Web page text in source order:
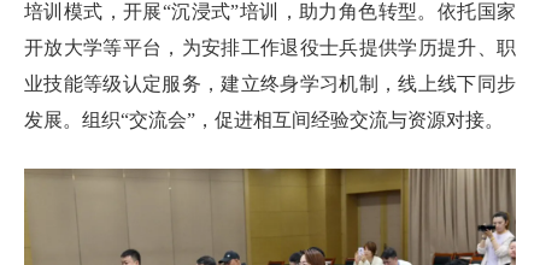
培训模式，开展“沉浸式”培训，助力角色转型。依托国家
开放大学等平台，为安排工作退役士兵提供学历提升、职
业技能等级认定服务，建立终身学习机制，线上线下同步
发展。组织“交流会”，促进相互间经验交流与资源对接。